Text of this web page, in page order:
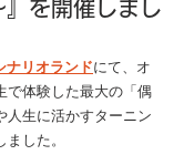
を開催しまし
ナリオランドにて、オ
で体験した最大の「偶
人生に活かすターニン
した。